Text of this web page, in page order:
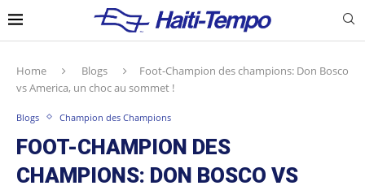
Home Blogs
Foot-Champion des champions: Don Bosco
vs America, un choc au sommet !
Blogs Champion des Champions
FOOT-CHAMPION DES
CHAMPIONS: DON BOSCO VS